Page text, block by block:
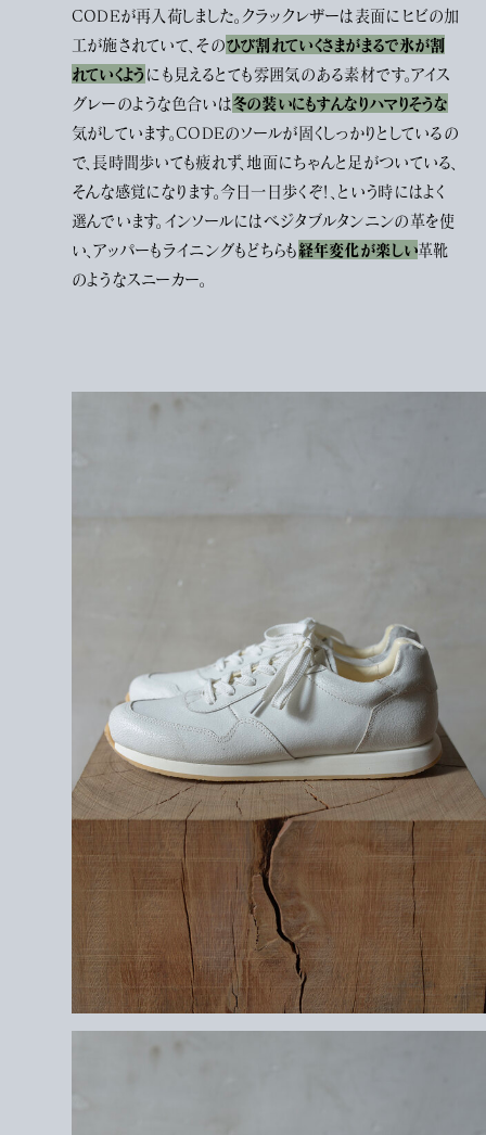
CODEが再入荷しました。クラックレザーは表面にヒビの加
工が施されていて、そのひび割れていくさまがまるで氷が割
れていくようにも見えるとても雰囲気のある素材です。アイス
グレーのような色合いは冬の装いにもすんなりハマりそうな
気がしています。CODEのソールが固くしっかりとしているの
で、長時間歩いても疲れず、地面にちゃんと足がついている、
そんな感覚になります。今日一日歩くぞ！、という時にはよく
選んでいます。インソールにはベジタブルタンニンの革を使
い、アッパーもライニングもどちらも経年変化が楽しい革靴
のようなスニーカー。